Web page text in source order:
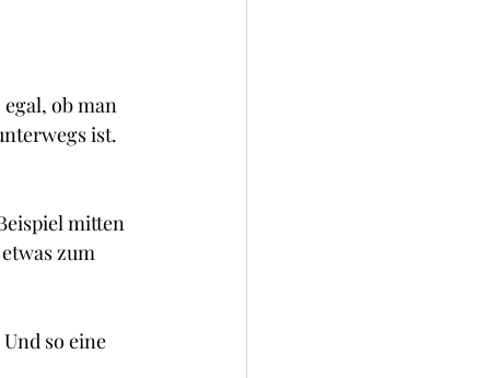
ob man
ist.
mitten
zum
so eine